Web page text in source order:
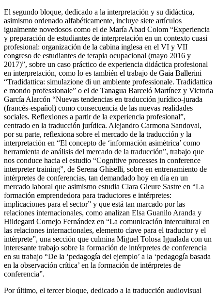
El segundo bloque, dedicado a la interpretación y su didáctica,
asimismo ordenado alfabéticamente, incluye siete artículos
igualmente novedosos como el de María Abad Colom “Experiencia
y preparación de estudiantes de interpretación en un contexto cuasi
profesional: organización de la cabina inglesa en el VI y VII
congreso de estudiantes de terapia ocupacional (mayo 2016 y
2017)”, sobre un caso práctico de experiencia didáctica profesional
en interpretación, como lo es también el trabajo de Gaia Ballerini
“Tradidattica: simulazione di un ambiente professionale. Tradidattica
e mondo professionale” o el de Tanagua Barceló Martínez y Victoria
García Alarcón “Nuevas tendencias en traducción jurídico-jurada
(francés-español) como consecuencia de las nuevas realidades
sociales. Reflexiones a partir de la experiencia profesional”,
centrado en la traducción jurídica. Alejandro Carmona Sandoval,
por su parte, reflexiona sobre el mercado de la traducción y la
interpretación en “El concepto de ‘información asimétrica’ como
herramienta de análisis del mercado de la traducción”, trabajo que
nos conduce hacia el estudio “Cognitive processes in conference
interpreter training”, de Serena Ghiselli, sobre en entrenamiento de
intérpretes de conferencias, tan demandado hoy en día en un
mercado laboral que asimismo estudia Clara Gieure Sastre en “La
formación emprendedora para traductores e intérpretes:
implicaciones para el sector” y que está tan marcado por las
relaciones internacionales, como analizan Elsa Guanilo Aranda y
Hildegard Cornejo Fernández en “La comunicación intercultural en
las relaciones internacionales, elemento clave para el traductor y el
intérprete”, una sección que culmina Miguel Tolosa Igualada con un
interesante trabajo sobre la formación de intérpretes de conferencia
en su trabajo “De la ‘pedagogía del ejemplo’ a la ‘pedagogía basada
en la observación crítica’ en la formación de intérpretes de